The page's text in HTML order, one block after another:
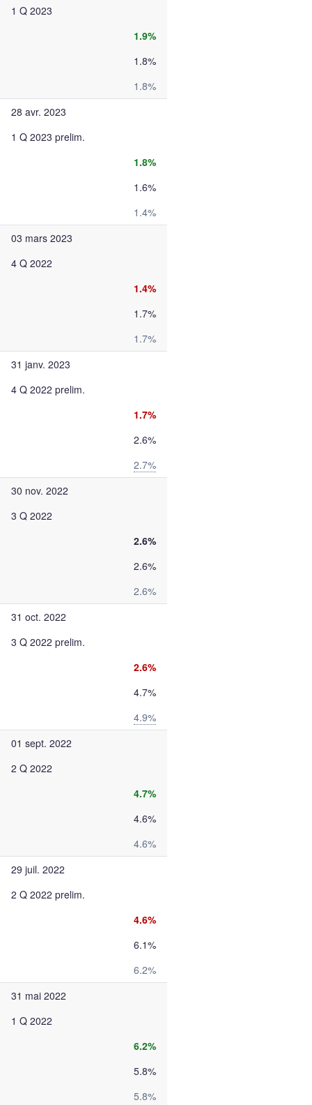
1 Q 2023
1.9%
1.8%
1.8%
28 avr. 2023
1 Q 2023 prelim.
1.8%
1.6%
1.4%
03 mars 2023
4 Q 2022
1.4%
1.7%
1.7%
31 janv. 2023
4 Q 2022 prelim.
1.7%
2.6%
2.7%
30 nov. 2022
3 Q 2022
2.6%
2.6%
2.6%
31 oct. 2022
3 Q 2022 prelim.
2.6%
4.7%
4.9%
01 sept. 2022
2 Q 2022
4.7%
4.6%
4.6%
29 juil. 2022
2 Q 2022 prelim.
4.6%
6.1%
6.2%
31 mai 2022
1 Q 2022
6.2%
5.8%
5.8%